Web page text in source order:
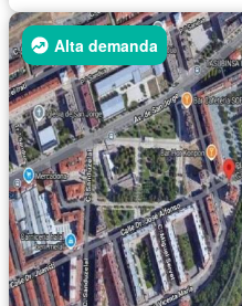
Alta demanda